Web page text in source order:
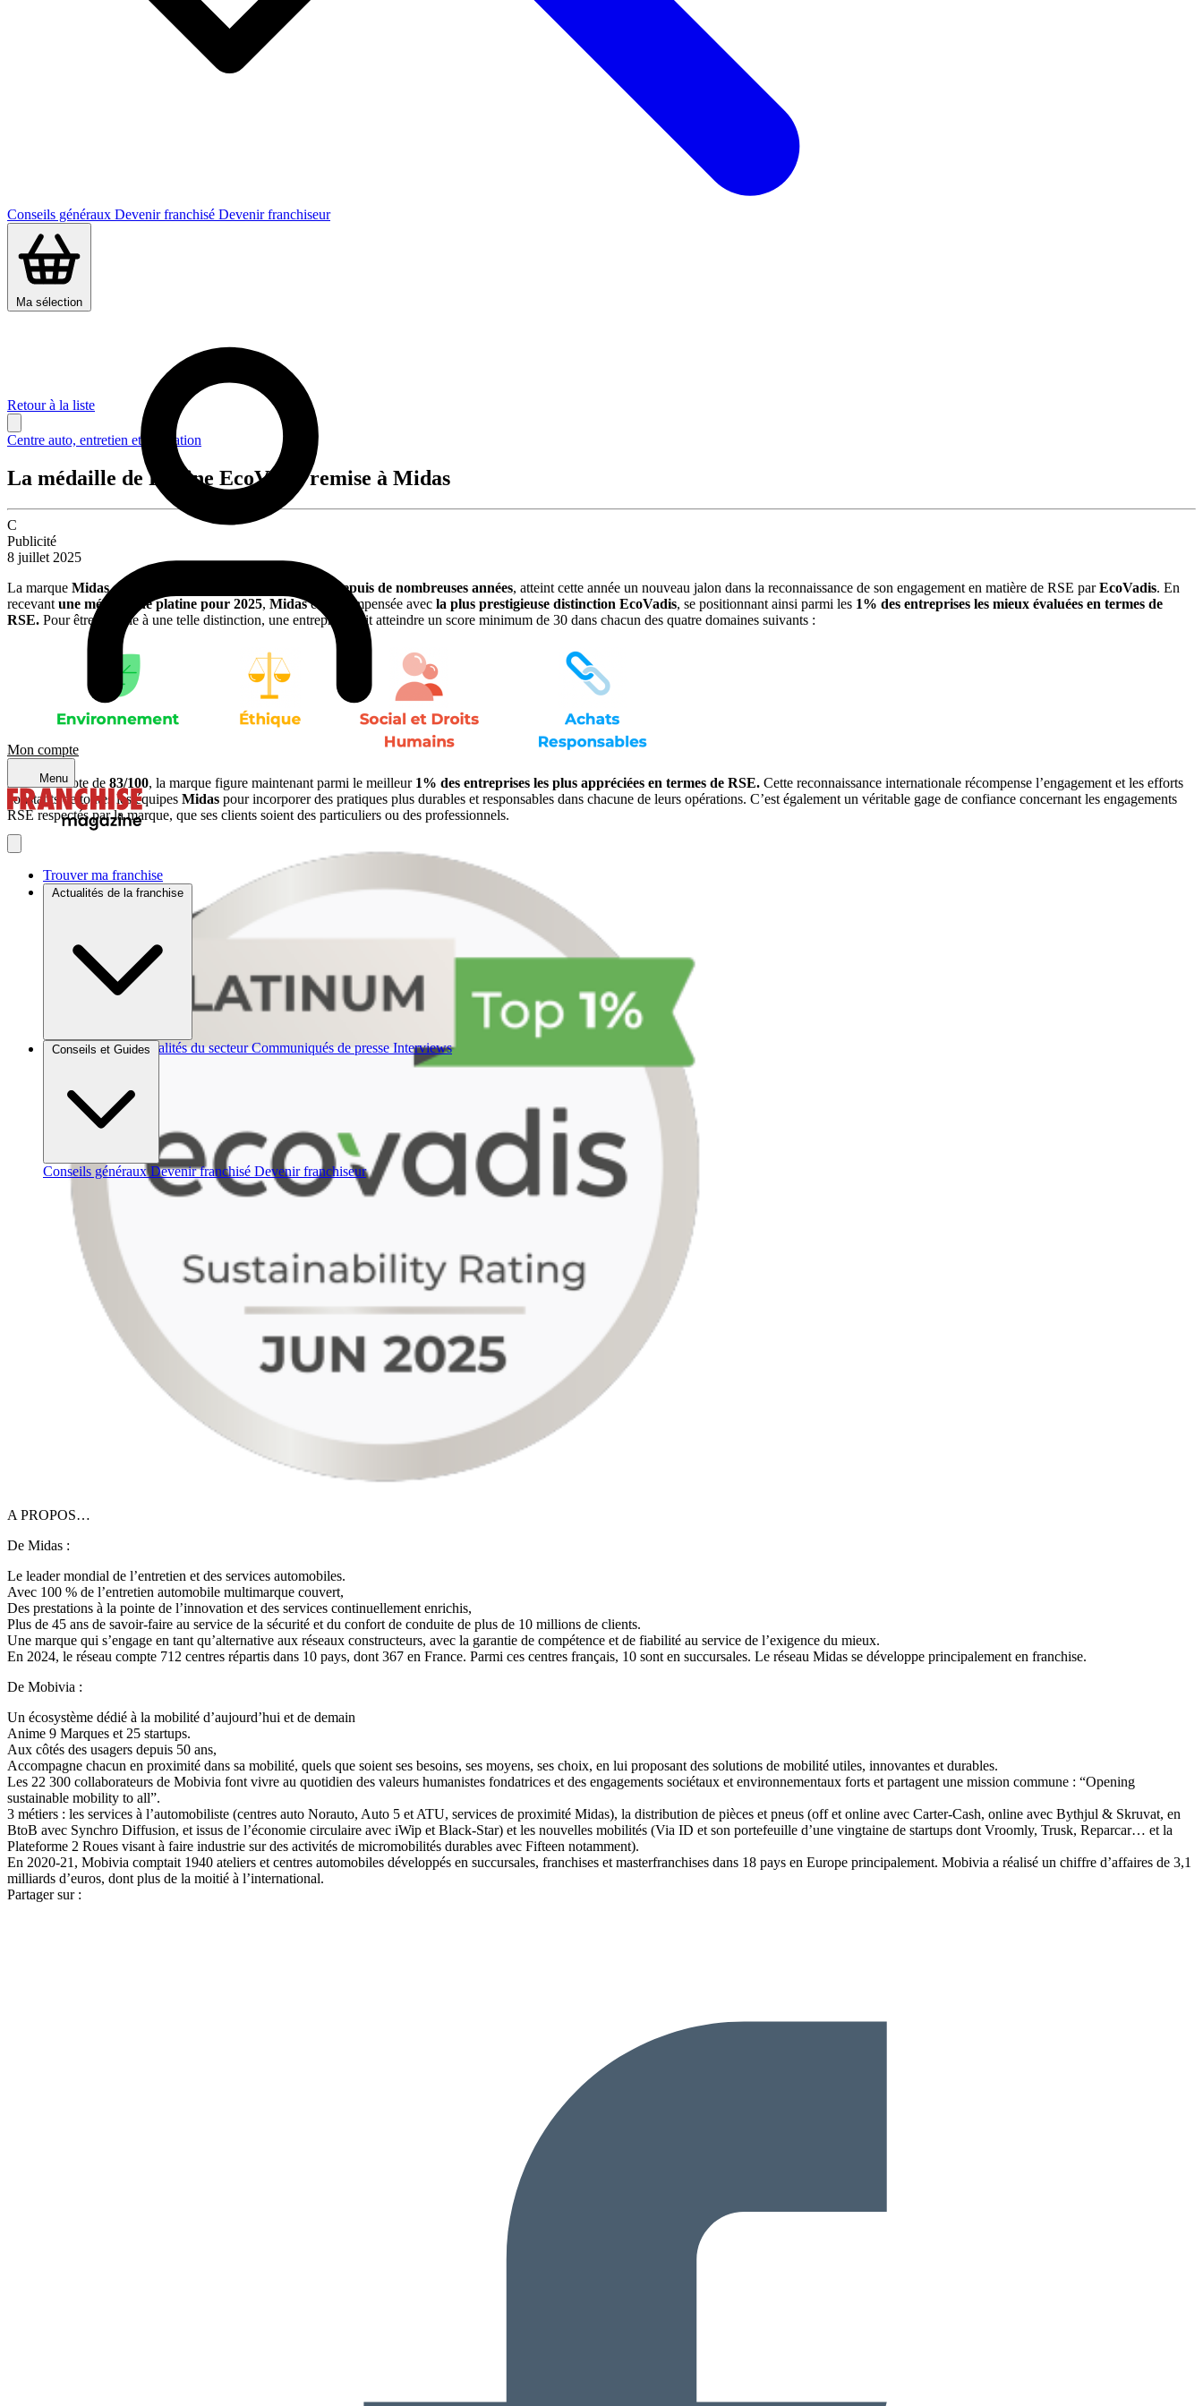
Conseils généraux Devenir franchisé Devenir franchiseur
Ma sélection
Mon compte
Menu
Trouver ma franchise
Actualités de la franchise
Brèves et actus Actualités du secteur Communiqués de presse Interviews
Conseils et Guides
Conseils généraux Devenir franchisé Devenir franchiseur
Retour à la liste
Centre auto, entretien et réparation
La médaille de Platine EcoVadis remise à Midas
C
Publicité
8 juillet 2025
La marque Midas, déjà distinguée par une médaille d’or depuis de nombreuses années, atteint cette année un nouveau jalon dans la reconnaissance de son engagement en matière de RSE parEcoVadis. En
recevant une médaille de platine pour 2025, Midasest récompensée avec la plus prestigieuse distinction EcoVadis, se positionnant ainsi parmi les 1% des entreprises les mieux évaluées en termes de
RSE. Pour être éligible à une telle distinction, une entreprise doit atteindre un score minimum de 30 dans chacun des quatre domaines suivants :
Avec une note de 83/100, la marque figure maintenant parmi le meilleur1% des entreprises les plus appréciées en termes de RSE. Cette reconnaissance internationale récompense l’engagement et les efforts
constants de toutes les équipes Midas pour incorporer des pratiques plus durables et responsables dans chacune de leurs opérations. C’est également un véritable gage de confiance concernant les engagements
RSE respectés par la marque, que ses clients soient des particuliers ou des professionnels.
A PROPOS…
De Midas :
Le leader mondial de l’entretien et des services automobiles.
Avec 100 % de l’entretien automobile multimarque couvert,
Des prestations à la pointe de l’innovation et des services continuellement enrichis,
Plus de 45 ans de savoir-faire au service de la sécurité et du confort de conduite de plus de 10 millions de clients.
Une marque qui s’engage en tant qu’alternative aux réseaux constructeurs, avec la garantie de compétence et de fiabilité au service de l’exigence du mieux.
En 2024, le réseau compte 712 centres répartis dans 10 pays, dont 367 en France. Parmi ces centres français, 10 sont en succursales. Le réseau Midas se développe principalement en franchise.
De Mobivia :
Un écosystème dédié à la mobilité d’aujourd’hui et de demain
Anime 9 Marques et 25 startups.
Aux côtés des usagers depuis 50 ans,
Accompagne chacun en proximité dans sa mobilité, quels que soient ses besoins, ses moyens, ses choix, en lui proposant des solutions de mobilité utiles, innovantes et durables.
Les 22 300 collaborateurs de Mobivia font vivre au quotidien des valeurs humanistes fondatrices et des engagements sociétaux et environnementaux forts et partagent une mission commune : “Opening
sustainable mobility to all”.
3 métiers : les services à l’automobiliste (centres auto Norauto, Auto 5 et ATU, services de proximité Midas), la distribution de pièces et pneus (off et online avec Carter-Cash, online avec Bythjul & Skruvat, en
BtoB avec Synchro Diffusion, et issus de l’économie circulaire avec iWip et Black-Star) et les nouvelles mobilités (Via ID et son portefeuille d’une vingtaine de startups dont Vroomly, Trusk, Reparcar… et la
Plateforme 2 Roues visant à faire industrie sur des activités de micromobilités durables avec Fifteen notamment).
En 2020-21, Mobivia comptait 1940 ateliers et centres automobiles développés en succursales, franchises et masterfranchises dans 18 pays en Europe principalement. Mobivia a réalisé un chiffre d’affaires de 3,1
milliards d’euros, dont plus de la moitié à l’international.
Partager sur :